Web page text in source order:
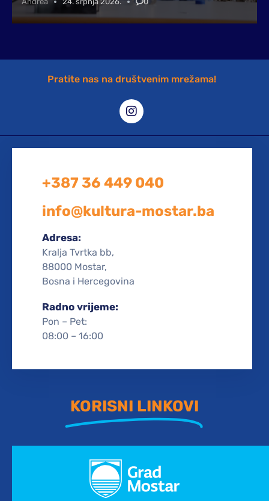
Pratite nas na društvenim mrežama!
+387 36 449 040
info@kultura-mostar.ba
Adresa:
Kralja Tvrtka bb,
88000 Mostar,
Bosna i Hercegovina
Radno vrijeme:
Pon – Pet:
08:00 – 16:00
KORISNI LINKOVI